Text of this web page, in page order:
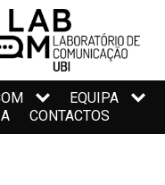
EQUIPA
CONTACTOS